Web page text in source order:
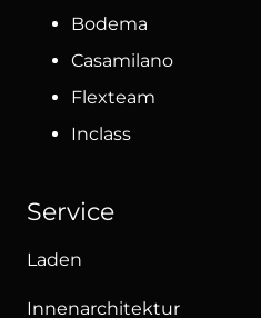
Bodema
Casamilano
Flexteam
Inclass
Service
Laden
Innenarchitektur